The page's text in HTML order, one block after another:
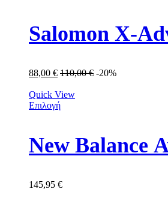
Salomon X-
88,00 € 110,00€ -20%
Quick View
Επιλογή
New Balance
145,95 €